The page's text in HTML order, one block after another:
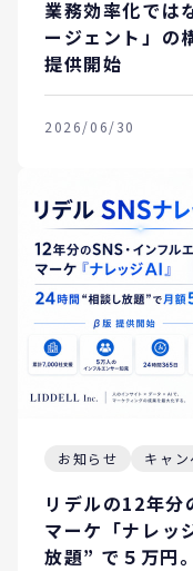
業務効率化では
ージェント」の
提供開始
2026/06/30
お知らせ キャン
リデルの12年分
マーケ「ナレッ
放題” で５万円。